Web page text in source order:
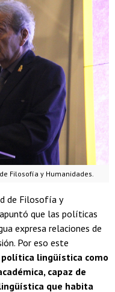
Filosofía y Humanidades.
de Filosofía y
que las políticas
expresa relaciones de
Por eso este
lingüística como
capaz de
que habita